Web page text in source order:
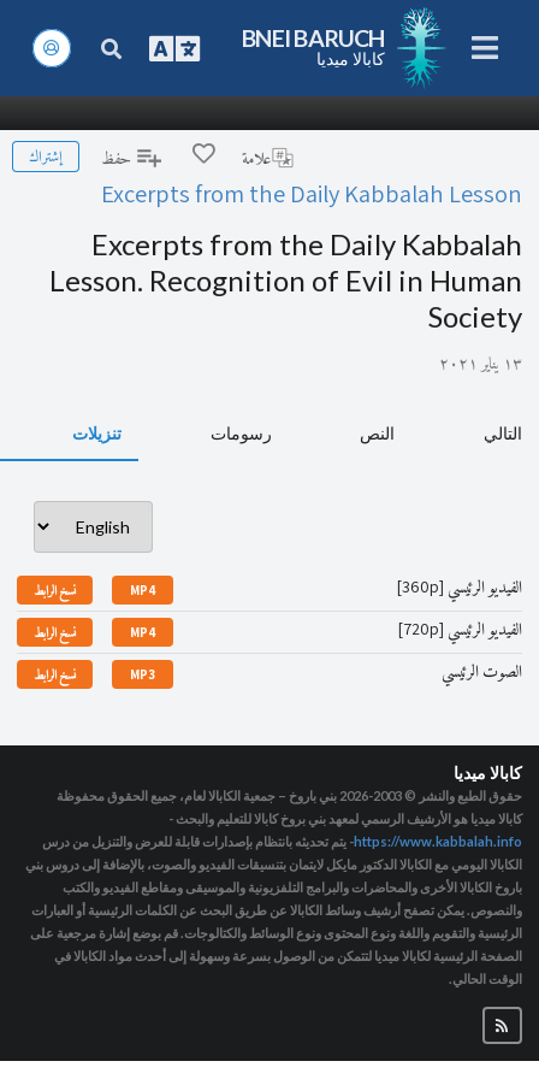
BNEI BARUCH
كابالا ميديا
علامة حفظ إشتراك
Excerpts from the Daily Kabbalah Lesson
Excerpts from the Daily Kabbalah
Lesson. Recognition of Evil in Human
Society
١٣ يناير ٢٠٢١
التالي النص رسومات تنزيلات
الفيديو الرئيسي [360p] MP4 نسخ الرابط
الفيديو الرئيسي [720p] MP4 نسخ الرابط
الصوت الرئيسي MP3 نسخ الرابط
كابالا ميديا
حقوق الطبع والنشر © 2003-2026
بني باروخ – جمعية الكابالا لعام، جميع الحقوق محفوظة
كابالا ميديا هو الأرشيف الرسمي لمعهد بني بروخ كابالا للتعليم والبحث -
https://www.kabbalah.info- يتم تحديثه بانتظام بإصدارات قابلة للعرض والتنزيل من درس
الكابالا اليومي مع الكابالا الدكتور مايكل لايتمان بتنسيقات الفيديو والصوت، بالإضافة إلى دروس بني
باروخ الكابالا الأخرى والمحاضرات والبرامج التلفزيونية والموسيقى ومقاطع الفيديو والكتب
والنصوص. يمكن تصفح أرشيف وسائط الكابالا عن طريق البحث عن الكلمات الرئيسية أو العبارات
الرئيسية والتقويم واللغة ونوع المحتوى ونوع الوسائط والكتالوجات. قم بوضع إشارة مرجعية على
الصفحة الرئيسية لكابالا ميديا لتتمكن من الوصول بسرعة وسهولة إلى أحدث مواد الكابالا في
الوقت الحالي.